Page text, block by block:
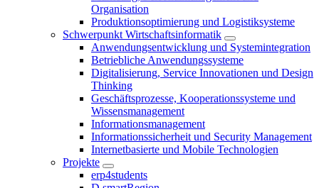
Organisation
Produktionsoptimierung und Logistiksysteme
Schwerpunkt Wirtschaftsinformatik
Anwendungsentwicklung und Systemintegration
Betriebliche Anwendungssysteme
Digitalisierung, Service Innovationen und Design
Thinking
Geschäftsprozesse, Kooperationssysteme und
Wissensmanagement
Informationsmanagement
Informationssicherheit und Security Management
Internetbasierte und Mobile Technologien
Projekte
erp4students